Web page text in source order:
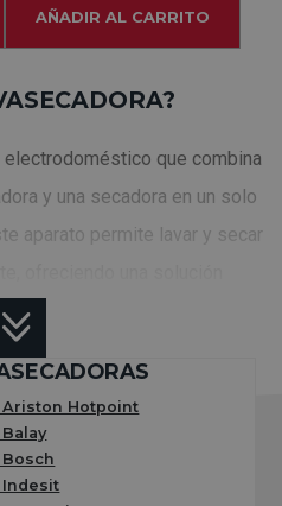
AÑADIR AL CARRITO
electrodoméstico que combina
y una secadora en un solo
aparato permite lavar y secar
ahorrar espacio y tiempo en el
las lavasecadoras
al evitar la necesidad
por separado. Este
Ariston Hotpoint
Bosch
Indesit